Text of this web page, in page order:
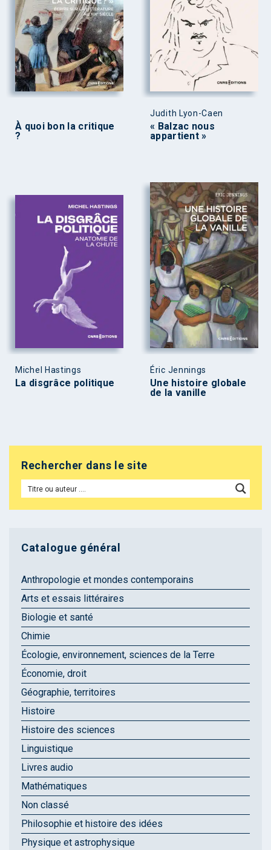
À quoi bon la critique
?
Judith Lyon-Caen
« Balzac nous
appartient »
Michel Hastings
La disgrâce politique
Éric Jennings
Une histoire globale
de la vanille
Rechercher dans le site
Catalogue général
Anthropologie et mondes contemporains
Arts et essais littéraires
Biologie et santé
Chimie
Écologie, environnement, sciences de la Terre
Économie, droit
Géographie, territoires
Histoire
Histoire des sciences
Linguistique
Livres audio
Mathématiques
Non classé
Philosophie et histoire des idées
Physique et astrophysique